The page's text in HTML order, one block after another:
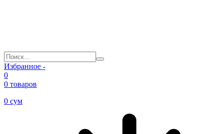
Избранное -
0
0 товаров
0 сум